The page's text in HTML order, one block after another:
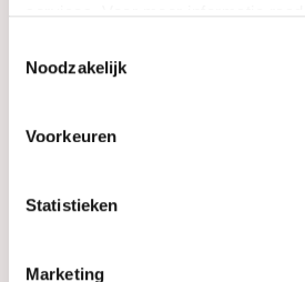
Noodzakelijk
Voorkeuren
Statistieken
Marketing
Maatwerk